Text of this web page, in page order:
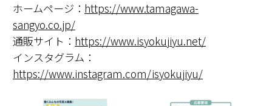
ホームページ： https://www.tamagawa-
sangyo.co.jp/
通販サイト： https://www.isyokujiyu.net/
インスタグラム：
https://www.instagram.com/isyokujiyu/